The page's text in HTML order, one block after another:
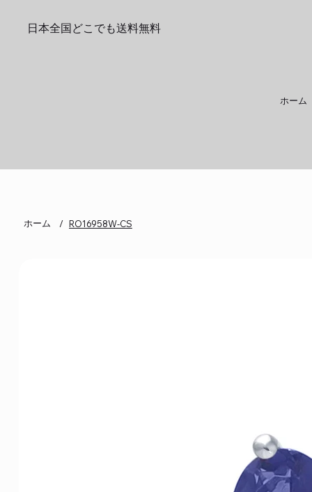
ホーム
日本全国どこでも送料無料
ホーム / RO16958W-CS